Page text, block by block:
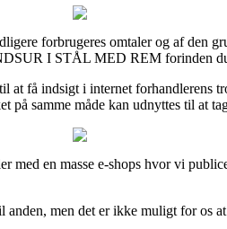
forbrugeres omtaler og af den
I STÅL MED REM forinden du
at få indsigt i internet forhandlerens
på samme måde kan udnyttes til at
med en masse e-shops hvor vi
men det er ikke muligt for os